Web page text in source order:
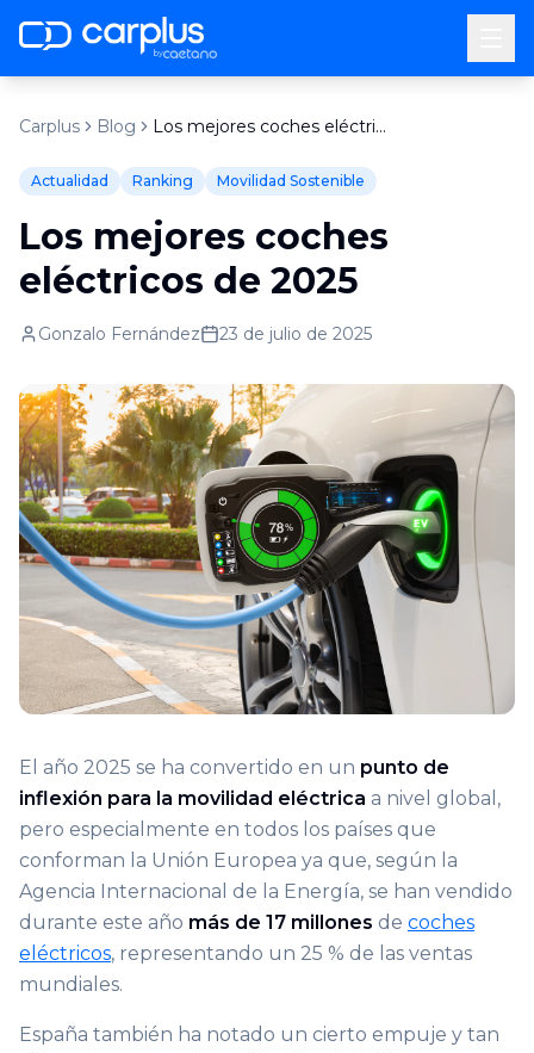
by
Carplus Blog Los mejores coches eléctricos de 2025
Actualidad Ranking Movilidad Sostenible
Los mejores coches
eléctricos de 2025
Gonzalo Fernández 23 de julio de 2025
El año 2025 se ha convertido en un punto de
inflexión para la movilidad eléctrica a nivel global,
pero especialmente en todos los países que
conforman la Unión Europea ya que, según la
Agencia Internacional de la Energía, se han vendido
durante este año más de 17 millones de coches
eléctricos, representando un 25 % de las ventas
mundiales.
España también ha notado un cierto empuje y tan